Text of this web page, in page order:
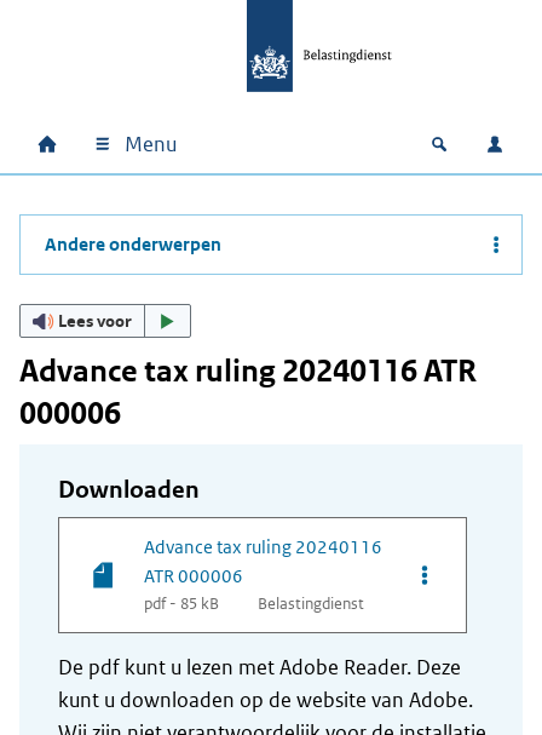
Hoofdnavigatie
Home Menu Open
Andere onderwerpen
Lees voor
Advance tax ruling 20240116 ATR
000006
Downloaden
Advance tax ruling 20240116
ATR 000006
pdf - 85 kB Belastingdienst
Opties van
De pdf kunt u lezen met Adobe Reader. Deze
kunt u downloaden op de website van Adobe.